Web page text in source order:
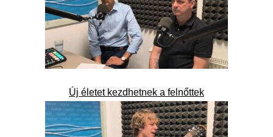
Új életet kezdhetnek a felnőttek